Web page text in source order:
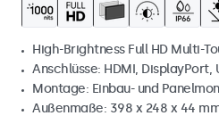
High-Brightness Full HD Multi-
Anschlüsse: HDMI, DisplayPort,
Montage: Einbau- und
Außenmaße: 398 x 248 x 44